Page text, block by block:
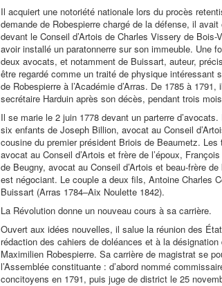
Il acquiert une notoriété nationale lors du procès
demande de Robespierre chargé de la défense, il
devant le Conseil d’Artois de Charles Vissery de
avoir installé un paratonnerre sur son immeuble. Une
deux avocats, et notamment de Buissart, auteur,
être regardé comme un traité de physique intéressant
de Robespierre à l’Académie d’Arras. De 1785 à
secrétaire Harduin après son décès, pendant trois
Il se marie le 2 juin 1778 devant un parterre
six enfants de Joseph Billion, avocat au Conseil
cousine du premier président Briois de Beaumetz.
avocat au Conseil d’Artois et frère de l’époux,
de Beugny, avocat au Conseil d’Artois et beau-frère
est négociant. Le couple a deux fils, Antoine Charles
Buissart (Arras 1784–Aix Noulette 1842).
La Révolution donne un nouveau cours à sa carrière.
Ouvert aux idées nouvelles, il salue la réunion des
rédaction des cahiers de doléances et à la
Maximilien Robespierre. Sa carrière de magistrat se
l’Assemblée constituante : d’abord nommé
concitoyens en 1791, puis juge de district le 25